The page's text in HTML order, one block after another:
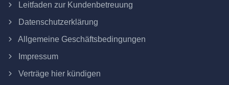
Leitfaden zur Kundenbetreuung
Datenschutzerklärung
Allgemeine Geschäftsbedingungen
Impressum
Verträge hier kündigen